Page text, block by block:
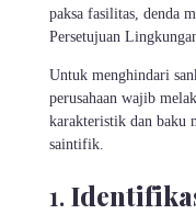
paksa fasilitas, denda
Persetujuan
Untuk menghindari
perusahaan wajib
karakteristik dan baku
saintifik.